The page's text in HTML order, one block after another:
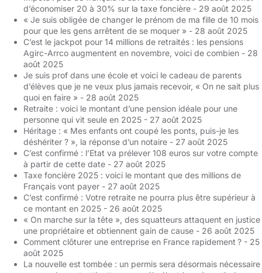
d’économiser 20 à 30% sur la taxe foncière - 29 août 2025
« Je suis obligée de changer le prénom de ma fille de 10 mois
pour que les gens arrêtent de se moquer » - 28 août 2025
C’est le jackpot pour 14 millions de retraités : les pensions
Agirc-Arrco augmentent en novembre, voici de combien - 28
août 2025
Je suis prof dans une école et voici le cadeau de parents
d’élèves que je ne veux plus jamais recevoir, « On ne sait plus
quoi en faire » - 28 août 2025
Retraite : voici le montant d’une pension idéale pour une
personne qui vit seule en 2025 - 27 août 2025
Héritage : « Mes enfants ont coupé les ponts, puis-je les
déshériter ? », la réponse d’un notaire - 27 août 2025
C’est confirmé : l’Etat va prélever 108 euros sur votre compte
à partir de cette date - 27 août 2025
Taxe foncière 2025 : voici le montant que des millions de
Français vont payer - 27 août 2025
C’est confirmé : Votre retraite ne pourra plus être supérieur à
ce montant en 2025 - 26 août 2025
« On marche sur la tête », des squatteurs attaquent en justice
une propriétaire et obtiennent gain de cause - 26 août 2025
Comment clôturer une entreprise en France rapidement ? - 25
août 2025
La nouvelle est tombée : un permis sera désormais nécessaire